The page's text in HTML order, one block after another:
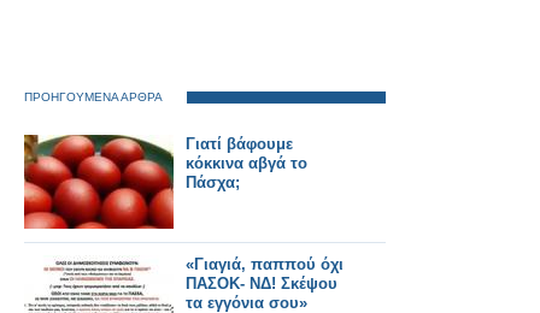
ΠΡΟΗΓΟΥΜΕΝΑ ΑΡΘΡΑ
Γιατί βάφουμε
κόκκινα αβγά το
Πάσχα;
«Γιαγιά, παππού όχι
ΠΑΣΟΚ- ΝΔ! Σκέψου
τα εγγόνια σου»